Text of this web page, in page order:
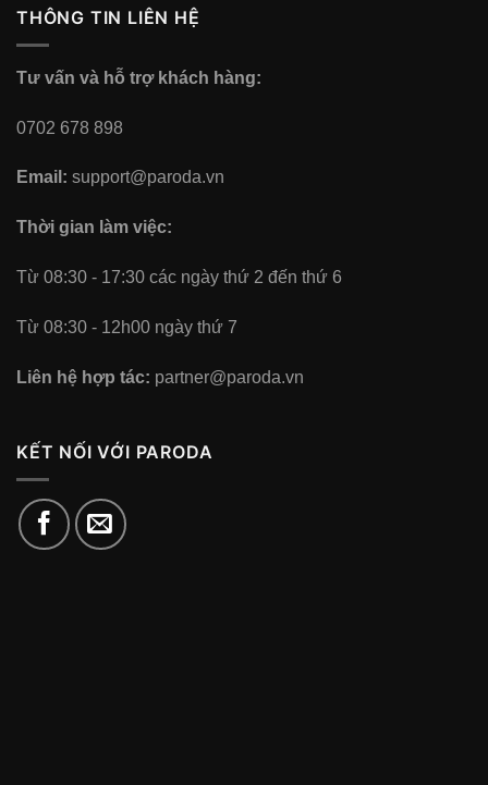
THÔNG TIN LIÊN HỆ
Tư vấn và hỗ trợ khách hàng:
0702 678 898
Email: support@paroda.vn
Thời gian làm việc:
Từ 08:30 - 17:30 các ngày thứ 2 đến thứ 6
Từ 08:30 - 12h00 ngày thứ 7
Liên hệ hợp tác: partner@paroda.vn
KẾT NỐI VỚI PARODA